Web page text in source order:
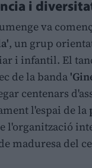
i
va
, un grup
i infantil. El
de la banda
centenars
l'espai de la
l'organització
maduresa del